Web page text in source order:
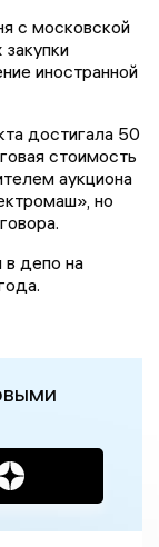
с московской
иностранной
достигала 50
стоимость
аукциона
но
депо на